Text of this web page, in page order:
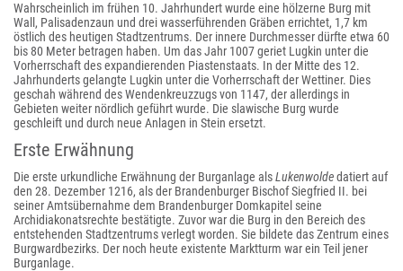
Wahrscheinlich im frühen 10. Jahrhundert wurde eine hölzerne Burg mit
Wall, Palisadenzaun und drei wasserführenden Gräben errichtet, 1,7 km
östlich des heutigen Stadtzentrums. Der innere Durchmesser dürfte etwa 60
bis 80 Meter betragen haben. Um das Jahr 1007 geriet Lugkin unter die
Vorherrschaft des expandierenden Piastenstaats. In der Mitte des 12.
Jahrhunderts gelangte Lugkin unter die Vorherrschaft der Wettiner. Dies
geschah während des Wendenkreuzzugs von 1147, der allerdings in
Gebieten weiter nördlich geführt wurde. Die slawische Burg wurde
geschleift und durch neue Anlagen in Stein ersetzt.
Erste Erwähnung
Die erste urkundliche Erwähnung der Burganlage alsLukenwoldedatiert auf
den 28. Dezember 1216, als der Brandenburger Bischof Siegfried II. bei
seiner Amtsübernahme dem Brandenburger Domkapitel seine
Archidiakonatsrechte bestätigte. Zuvor war die Burg in den Bereich des
entstehenden Stadtzentrums verlegt worden. Sie bildete das Zentrum eines
Burgwardbezirks. Der noch heute existente Marktturm war ein Teil jener
Burganlage.